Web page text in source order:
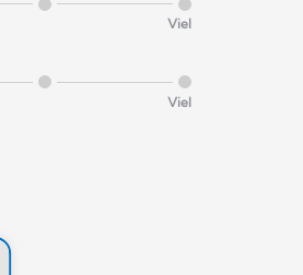
Viel
Viel